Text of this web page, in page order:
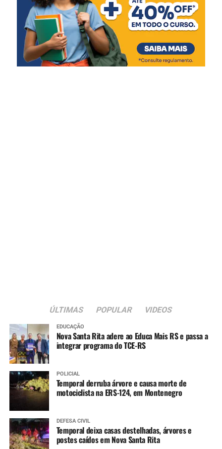
das calçadas. Também
teremos a reforma do pátio
coberto para adaptação de
uma quadra de mini vôlei,
além da reforma da quadra
da quadra será fundamental
para que tenham mais
qualidade nas aulas. Além
disso, a questão da
acessibilidade é muito
importante, já que temos
alunos cadeirantes que
também participam das
ÚLTIMAS POPULAR VIDEOS
EDUCAÇÃO
Nova Santa Rita adere ao Educa Mais RS e passa a
integrar programa do TCE-RS
POLICIAL
Temporal derruba árvore e causa morte de
motociclista na ERS-124, em Montenegro
DEFESA CIVIL
Temporal deixa casas destelhadas, árvores e
postes caídos em Nova Santa Rita